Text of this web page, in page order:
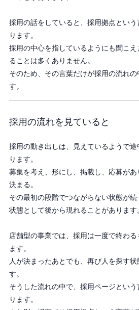
採用の話をしていると、採用拠点とい
ります。
採用の中心を指しているようにも聞こ
ることは多くありません。
そのため、その言葉だけが採用の流れ
す。
採用の流れを見ていると
採用の動き出しは、見えているようで
ります。
募集を考え、形にし、掲載し、応募が
決まる。
その最初の段階でつながらない状態が
状態として後から現れることがあります。
店舗型の事業では、採用は一度で終わ
ます。
人が決まったあとでも、再び人を探す
す。
そうした流れの中で、採用ページとい
ります。